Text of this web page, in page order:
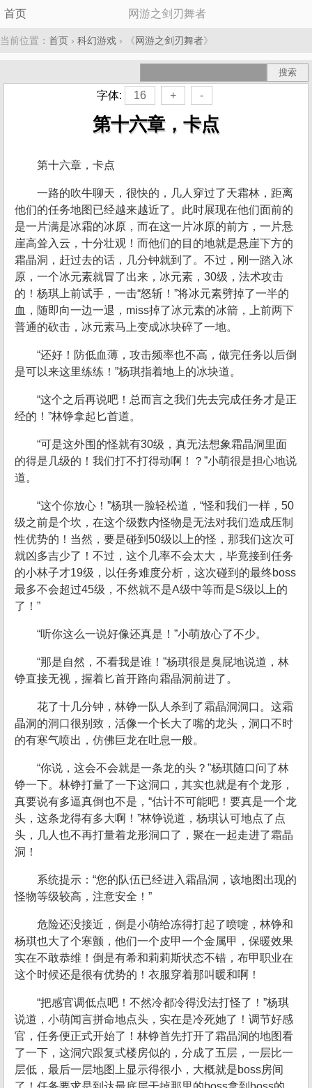
首页 网游之剑刃舞者
当前位置： 首页 › 科幻游戏 › 《网游之剑刃舞者》
字体: 16 + -
第十六章，卡点
第十六章，卡点
一路的吹牛聊天，很快的，几人穿过了天霜林，距离
他们的任务地图已经越来越近了。此时展现在他们面前的
是一片满是冰霜的冰原，而在这一片冰原的前方，一片悬
崖高耸入云，十分壮观！而他们的目的地就是悬崖下方的
霜晶洞，赶过去的话，几分钟就到了。不过，刚一踏入冰
原，一个冰元素就冒了出来，冰元素，30级，法术攻击
的！杨琪上前试手，一击“怒斩！”将冰元素劈掉了一半的
血，随即向一边一退，miss掉了冰元素的冰箭，上前两下
普通的砍击，冰元素马上变成冰块碎了一地。
“还好！防低血薄，攻击频率也不高，做完任务以后倒
是可以来这里练练！”杨琪指着地上的冰块道。
“这个之后再说吧！总而言之我们先去完成任务才是正
经的！”林铮拿起匕首道。
“可是这外围的怪就有30级，真无法想象霜晶洞里面
的得是几级的！我们打不打得动啊！？”小萌很是担心地说
道。
“这个你放心！”杨琪一脸轻松道，“怪和我们一样，50
级之前是个坎，在这个级数内怪物是无法对我们造成压制
性优势的！当然，要是碰到50级以上的怪，那我们这次可
就凶多吉少了！不过，这个几率不会太大，毕竟接到任务
的小林子才19级，以任务难度分析，这次碰到的最终boss
最多不会超过45级，不然就不是A级中等而是S级以上的
了！”
“听你这么一说好像还真是！”小萌放心了不少。
“那是自然，不看我是谁！”杨琪很是臭屁地说道，林
铮直接无视，握着匕首开路向霜晶洞前进了。
花了十几分钟，林铮一队人杀到了霜晶洞洞口。这霜
晶洞的洞口很别致，活像一个长大了嘴的龙头，洞口不时
的有寒气喷出，仿佛巨龙在吐息一般。
“你说，这会不会就是一条龙的头？”杨琪随口问了林
铮一下。林铮打量了一下这洞口，其实也就是有个龙形，
真要说有多逼真倒也不是，“估计不可能吧！要真是一个龙
头，这条龙得有多大啊！”林铮说道，杨琪认可地点了点
头，几人也不再打量着龙形洞口了，聚在一起走进了霜晶
洞！
系统提示：“您的队伍已经进入霜晶洞，该地图出现的
怪物等级较高，注意安全！”
危险还没接近，倒是小萌给冻得打起了喷嚏，林铮和
杨琪也大了个寒颤，他们一个皮甲一个金属甲，保暖效果
实在不敢恭维！倒是有希和莉莉斯状态不错，布甲职业在
这个时候还是很有优势的！衣服穿着那叫暖和啊！
“把感官调低点吧！不然冷都冷得没法打怪了！”杨琪
说道，小萌闻言拼命地点头，实在是冷死她了！调节好感
官，任务便正式开始了！林铮首先打开了霜晶洞的地图看
了一下，这洞穴跟复式楼房似的，分成了五层，一层比一
层低，最后一层地图上显示得很小，大概就是boss房间